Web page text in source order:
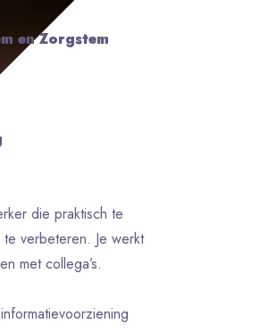
en Zorgstem
die praktisch te
verbeteren. Je werkt
met collega’s.